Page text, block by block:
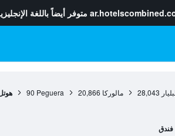
متوفر أيضاً باللغة
28,043 مالوركا 20,866
Peguera
90
فندق